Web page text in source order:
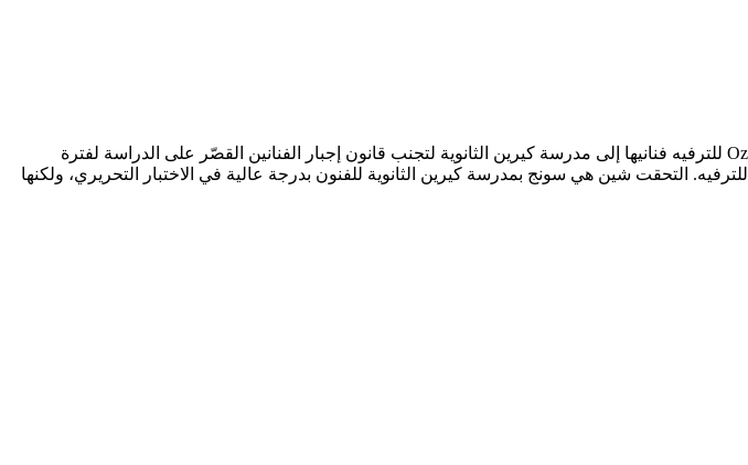
سيطرت شركة Oz للترفيه على مدرسة كيرين الثانوية للفنون بسبب إفلاس مالي، نقلت بعد ذلك شركة Oz للترفيه فنانيها إلى مدرسة كيرين الثانوية لتجنب قانون إجبار الفنانين القصّر على الدراسة لفترة
محددة. تبدأ المنافسات بين طلاب مدرسة كيرين الثانوية للفنون والطلاب المنقولون حديثاً من شركة Oz للترفيه. التحقت شين هي سونج بمدرسة كيرين الثانوية للفنون بدرجة عالية في الاختبار التحريري، ولكنها